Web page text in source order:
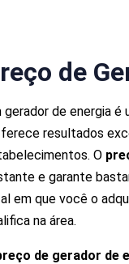
de
gerador de energia
resultados
O
e garante
em que você o
na área.
de gerador de